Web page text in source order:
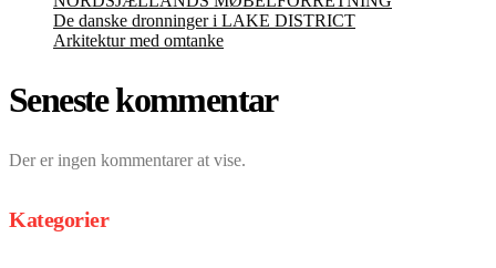
De danske dronninger i LAKE DISTRICT
Arkitektur med omtanke
Seneste kommentar
Der er ingen kommentarer at vise.
Kategorier